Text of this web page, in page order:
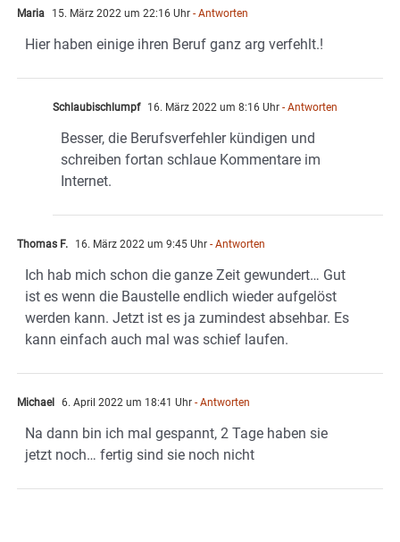
Maria 15. März 2022 um 22:16 Uhr - Antworten
Hier haben einige ihren Beruf ganz arg verfehlt.!
Schlaubischlumpf 16. März 2022 um 8:16 Uhr - Antworten
Besser, die Berufsverfehler kündigen und
schreiben fortan schlaue Kommentare im
Internet.
Thomas F. 16. März 2022 um 9:45 Uhr - Antworten
Ich hab mich schon die ganze Zeit gewundert… Gut
ist es wenn die Baustelle endlich wieder aufgelöst
werden kann. Jetzt ist es ja zumindest absehbar. Es
kann einfach auch mal was schief laufen.
Michael 6. April 2022 um 18:41 Uhr - Antworten
Na dann bin ich mal gespannt, 2 Tage haben sie
jetzt noch… fertig sind sie noch nicht